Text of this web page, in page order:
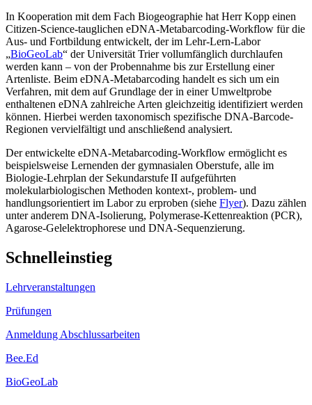
In Kooperation mit dem Fach Biogeographie hat Herr Kopp einen
Citizen-Science-tauglichen eDNA-Metabarcoding-Workflow für die
Aus- und Fortbildung entwickelt, der im Lehr-Lern-Labor
„BioGeoLab“ der Universität Trier vollumfänglich durchlaufen
werden kann – von der Probennahme bis zur Erstellung einer
Artenliste. Beim eDNA-Metabarcoding handelt es sich um ein
Verfahren, mit dem auf Grundlage der in einer Umweltprobe
enthaltenen eDNA zahlreiche Arten gleichzeitig identifiziert werden
können. Hierbei werden taxonomisch spezifische DNA-Barcode-
Regionen vervielfältigt und anschließend analysiert.
Der entwickelte eDNA-Metabarcoding-Workflow ermöglicht es
beispielsweise Lernenden der gymnasialen Oberstufe, alle im
Biologie-Lehrplan der Sekundarstufe II aufgeführten
molekularbiologischen Methoden kontext-, problem- und
handlungsorientiert im Labor zu erproben (siehe Flyer). Dazu zählen
unter anderem DNA-Isolierung, Polymerase-Kettenreaktion (PCR),
Agarose-Gelelektrophorese und DNA-Sequenzierung.
Schnelleinstieg
Lehrveranstaltungen
Prüfungen
Anmeldung Abschlussarbeiten
Bee.Ed
BioGeoLab